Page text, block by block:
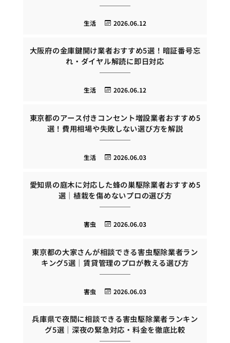
2026.06.12
生活
大阪府の金庫鍵開け業者おすすめ5選！暗証番号忘
れ・ダイヤル解読に即日対応
2026.06.12
生活
東京都のアース付きコンセント増設業者おすすめ5
選！費用相場や失敗しない選び方を解説
2026.06.03
生活
愛知県の庭木に対応した蜂の巣駆除業者おすすめ5
選｜植栽を傷めないプロの選び方
2026.06.03
害虫
東京都の大家さんが相談できる害虫駆除業者ラン
キング5選｜賃貸管理のプロが教える選び方
2026.06.03
害虫
兵庫県で夜間に相談できる害虫駆除業者ランキン
グ5選｜深夜の緊急対応・料金を徹底比較